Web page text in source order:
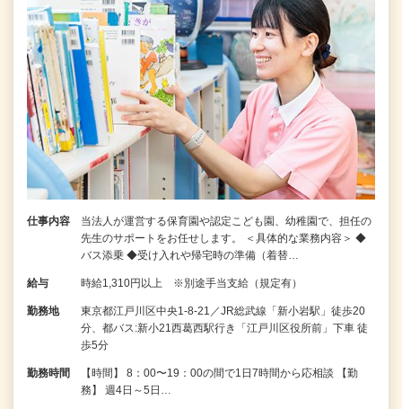
仕事内容
当法人が運営する保育園や認定こども園、幼稚園で、担任の
先生のサポートをお任せします。 ＜具体的な業務内容＞ ◆
バス添乗 ◆受け入れや帰宅時の準備（着替…
給与 時給1,310円以上 ※別途手当支給（規定有）
勤務地
東京都江戸川区中央1-8-21／JR総武線「新小岩駅」徒歩20
分、都バス:新小21西葛西駅行き「江戸川区役所前」下車 徒
歩5分
勤務時間
【時間】 8：00〜19：00の間で1日7時間から応相談 【勤
務】 週4日～5日…